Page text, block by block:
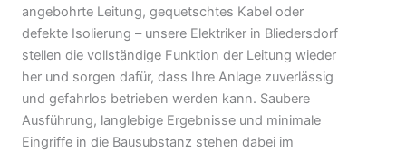
angebohrte Leitung, gequetschtes Kabel oder
defekte Isolierung – unsere Elektriker in Bliedersdorf
stellen die vollständige Funktion der Leitung wieder
her und sorgen dafür, dass Ihre Anlage zuverlässig
und gefahrlos betrieben werden kann. Saubere
Ausführung, langlebige Ergebnisse und minimale
Eingriffe in die Bausubstanz stehen dabei im